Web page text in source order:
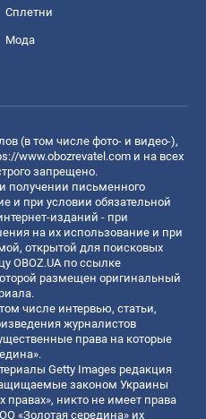
Сплетни
Мода
(в том числе фото- и видео-),
www.obozrevatel.com и на всех
запрещено.
получении письменного
и при условии обязательной
изданий - при
на их использование и при
открытой для поисковых
OBOZ.UA по ссылке
размещен оригинальный
числе интервью, статьи,
журналистов
права на которые
Getty Images редакция
законом Украины
никто не имеет права
«Золотая середина» их